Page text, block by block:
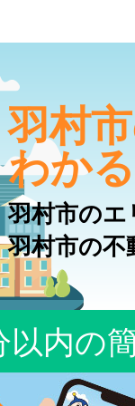
羽村
わかる
羽村市のエ
羽村市の不
以内の